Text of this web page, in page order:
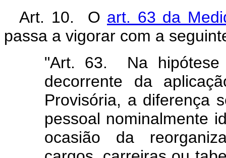
Art. 10. O art. 63 da
passa a vigorar com a
"Art. 63. Na hipótese
decorrente da
Provisória, a diferença
pessoal nominalmente
ocasião da